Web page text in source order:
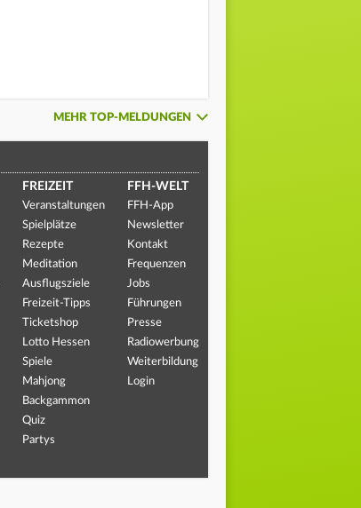
MEHR TOP-MELDUNGEN
FREIZEIT
Veranstaltungen
Spielplätze
Rezepte
Meditation
Ausflugsziele
Freizeit-Tipps
Ticketshop
Lotto Hessen
Spiele
Mahjong
Backgammon
Quiz
Partys
FFH-WELT
FFH-App
Newsletter
Kontakt
Frequenzen
Jobs
Führungen
Presse
Radiowerbung
Weiterbildung
Login